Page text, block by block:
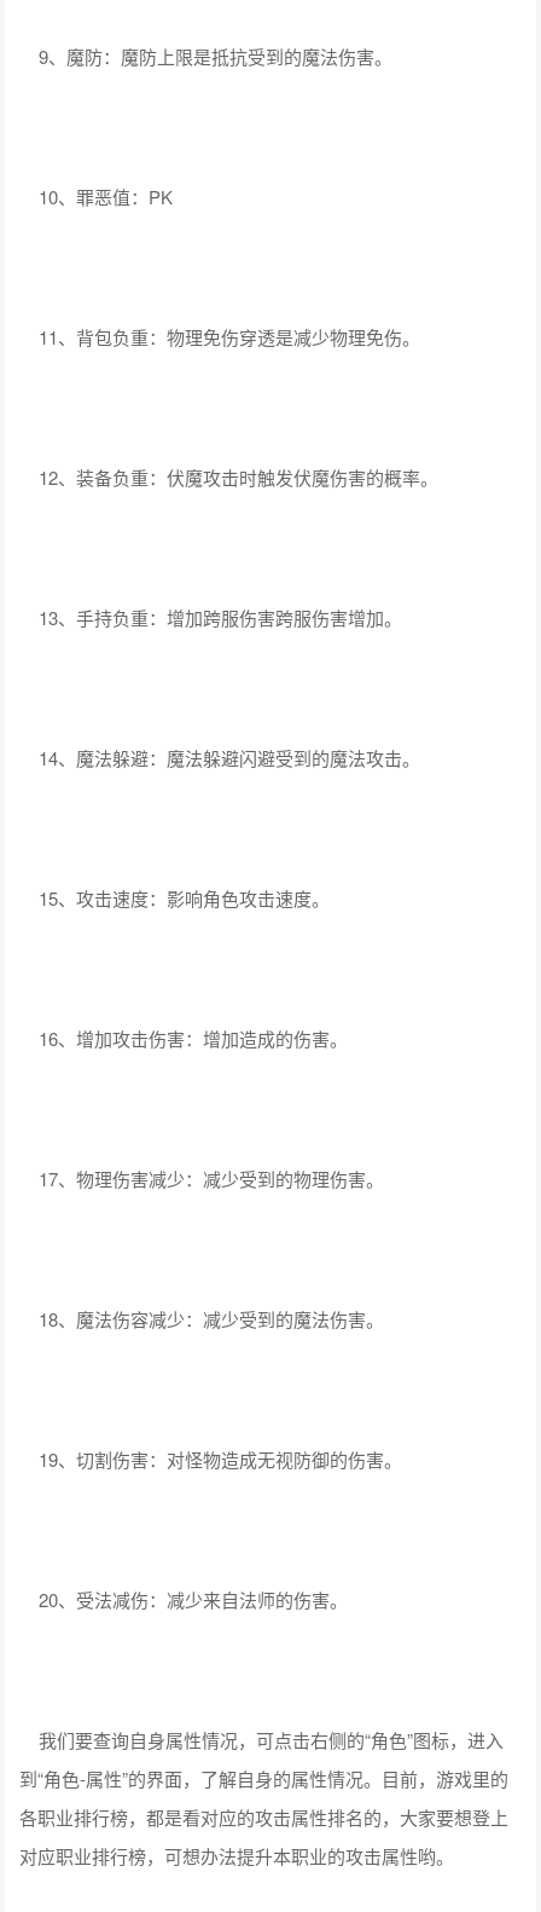
9、魔防：魔防上限是抵抗受到的魔法伤害。
10、罪恶值：PK
11、背包负重：物理免伤穿透是减少物理免伤。
12、装备负重：伏魔攻击时触发伏魔伤害的概率。
13、手持负重：增加跨服伤害跨服伤害增加。
14、魔法躲避：魔法躲避闪避受到的魔法攻击。
15、攻击速度：影响角色攻击速度。
16、增加攻击伤害：增加造成的伤害。
17、物理伤害减少：减少受到的物理伤害。
18、魔法伤容减少：减少受到的魔法伤害。
19、切割伤害：对怪物造成无视防御的伤害。
20、受法减伤：减少来自法师的伤害。
我们要查询自身属性情况，可点击右侧的“角色”图标，进入
到“角色-属性”的界面，了解自身的属性情况。目前，游戏里的
各职业排行榜，都是看对应的攻击属性排名的，大家要想登上
对应职业排行榜，可想办法提升本职业的攻击属性哟。